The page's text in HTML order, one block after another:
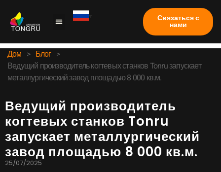
Связаться с
нами
Дом > Блог >
Ведущий производитель когтевых станков Tonru запускает
металлургический завод площадью 8 000 кв.м.
Ведущий производитель
когтевых станков Tonru
запускает металлургический
завод площадью 8 000 кв.м.
25/07/2025